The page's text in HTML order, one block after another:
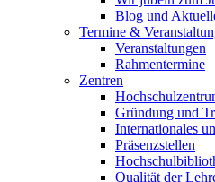
Blog und
Termine &
Veranstaltungen
Rahmentermine
Zentren
Gründung und
Internationales
Präsenzstellen
Qualität der